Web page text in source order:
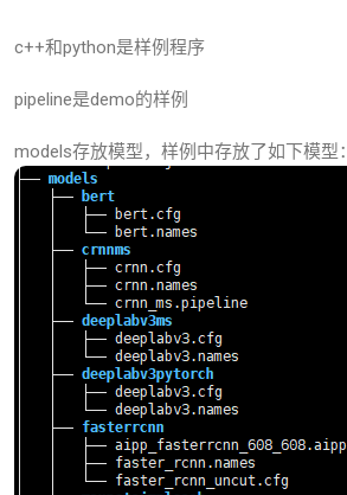
c++和python是样例程序
pipeline是demo的样例
models存放模型，样例中存放了如下模型：